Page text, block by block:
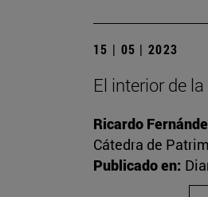
15 | 05 | 2023
El interior de
Ricardo
Cátedra de
Publicado en: